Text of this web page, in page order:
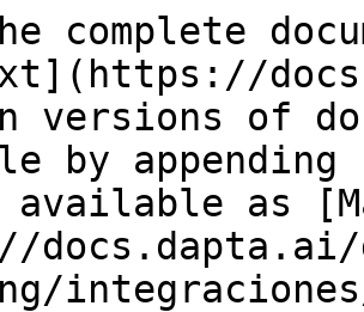
complete
versions of
by
available as
docs.dapta.ai/